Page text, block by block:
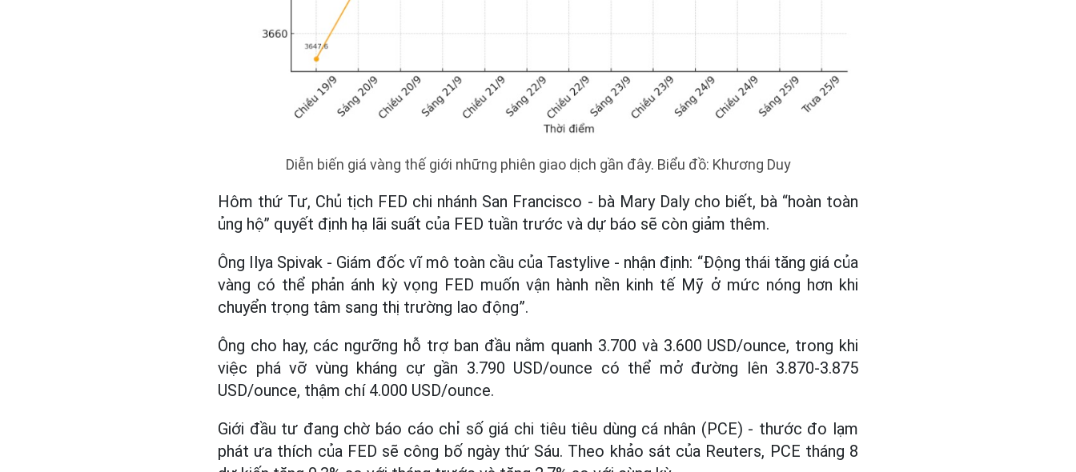
Diễn biến giá vàng thế giới những phiên giao dịch gần đây. Biểu đồ: Khương Duy
Hôm thứ Tư, Chủ tịch FED chi nhánh San Francisco - bà Mary Daly cho biết, bà “hoàn toàn
ủng hộ” quyết định hạ lãi suất của FED tuần trước và dự báo sẽ còn giảm thêm.
Ông Ilya Spivak - Giám đốc vĩ mô toàn cầu của Tastylive - nhận định: “Động thái tăng giá của
vàng có thể phản ánh kỳ vọng FED muốn vận hành nền kinh tế Mỹ ở mức nóng hơn khi
chuyển trọng tâm sang thị trường lao động”.
Ông cho hay, các ngưỡng hỗ trợ ban đầu nằm quanh 3.700 và 3.600 USD/ounce, trong khi
việc phá vỡ vùng kháng cự gần 3.790 USD/ounce có thể mở đường lên 3.870-3.875
USD/ounce, thậm chí 4.000 USD/ounce.
Giới đầu tư đang chờ báo cáo chỉ số giá chi tiêu tiêu dùng cá nhân (PCE) - thước đo lạm
phát ưa thích của FED sẽ công bố ngày thứ Sáu. Theo khảo sát của Reuters, PCE tháng 8